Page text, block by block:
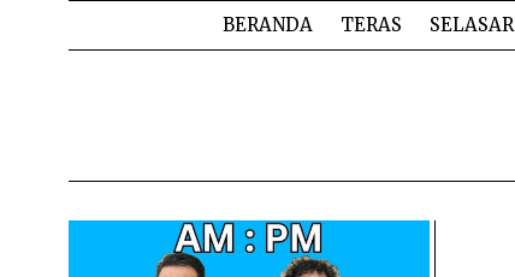
BERANDA TERAS SELASAR